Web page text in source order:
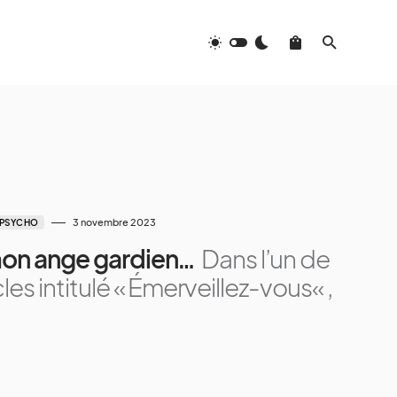
PSYCHO 3 novembre 2023
ange gardien… Dans l’un de
intitulé « Émerveillez-vous« ,